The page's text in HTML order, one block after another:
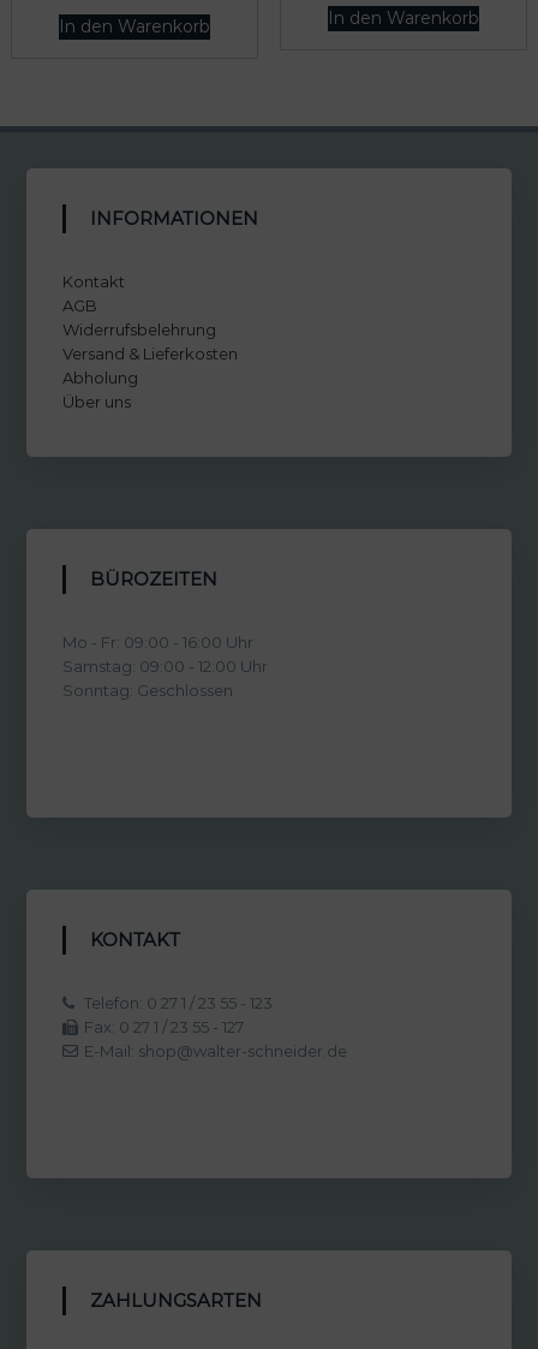
In den Warenkorb In den Warenkorb
INFORMATIONEN
Kontakt
AGB
Widerrufsbelehrung
Versand & Lieferkosten
Abholung
Über uns
BÜROZEITEN
Mo - Fr: 09:00 - 16:00 Uhr
Samstag: 09:00 - 12:00 Uhr
Sonntag: Geschlossen
KONTAKT
Telefon: 0 27 1 / 23 55 - 123
Fax: 0 27 1 / 23 55 - 127
E-Mail: shop@walter-schneider.de
ZAHLUNGSARTEN